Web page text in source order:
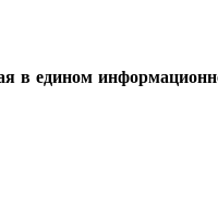
едином